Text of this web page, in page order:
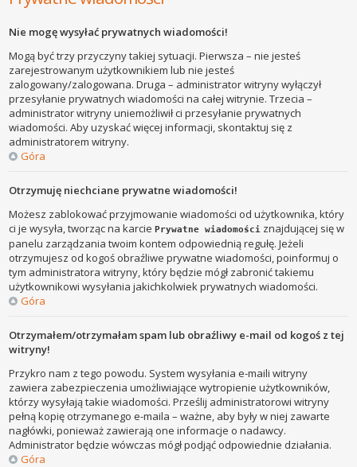
Nie mogę wysyłać prywatnych wiadomości!
Mogą być trzy przyczyny takiej sytuacji. Pierwsza – nie jesteś
zarejestrowanym użytkownikiem lub nie jesteś
zalogowany/zalogowana. Druga – administrator witryny wyłączył
przesyłanie prywatnych wiadomości na całej witrynie. Trzecia –
administrator witryny uniemożliwił ci przesyłanie prywatnych
wiadomości. Aby uzyskać więcej informacji, skontaktuj się z
administratorem witryny.
Góra
Otrzymuję niechciane prywatne wiadomości!
Możesz zablokować przyjmowanie wiadomości od użytkownika, który
ci je wysyła, tworząc na karciePrywatne wiadomości znajdującej się w
panelu zarządzania twoim kontem odpowiednią regułę. Jeżeli
otrzymujesz od kogoś obraźliwe prywatne wiadomości, poinformuj o
tym administratora witryny, który będzie mógł zabronić takiemu
użytkownikowi wysyłania jakichkolwiek prywatnych wiadomości.
Góra
Otrzymałem/otrzymałam spam lub obraźliwy e-mail od kogoś z tej
witryny!
Przykro nam z tego powodu. System wysyłania e-maili witryny
zawiera zabezpieczenia umożliwiające wytropienie użytkowników,
którzy wysyłają takie wiadomości. Prześlij administratorowi witryny
pełną kopię otrzymanego e-maila – ważne, aby były w niej zawarte
nagłówki, ponieważ zawierają one informacje o nadawcy.
Administrator będzie wówczas mógł podjąć odpowiednie działania.
Góra